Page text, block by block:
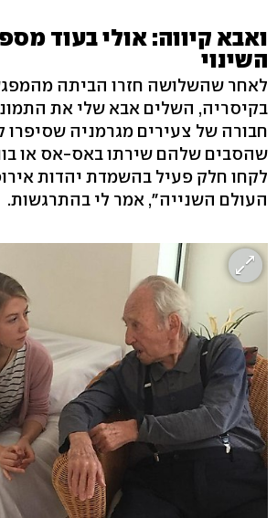
ואבא קיווה: אולי בעוד
השינוי
לאחר שהשלושה חזרו הביתה
בקיסריה, השלים אבא שלי את
חבורה של צעירים מגרמניה שסיפרו
שהסבים שלהם שירתו באס-אס או
לקחו חלק פעיל בהשמדת יהדות
העולם השנייה", אמר לי בהתרגשות.